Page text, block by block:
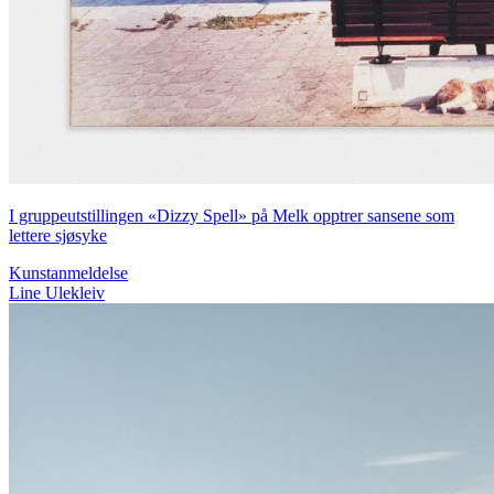
I gruppeutstillingen «Dizzy Spell» på Melk opptrer sansene som
lettere sjøsyke
Kunstanmeldelse
Line Ulekleiv